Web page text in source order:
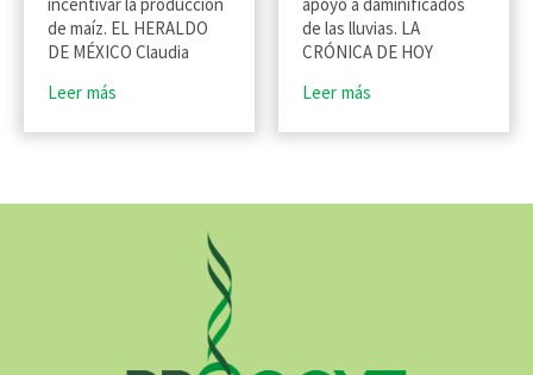
de maíz. EL HERALDO
DE MÉXICO Claudia
Leer más
de las lluvias. LA
CRÓNICA DE HOY
Leer más